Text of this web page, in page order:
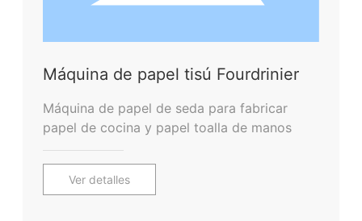
Máquina de papel tisú Fourdrinier
Máquina de papel de seda para fabricar
papel de cocina y papel toalla de manos
Ver detalles